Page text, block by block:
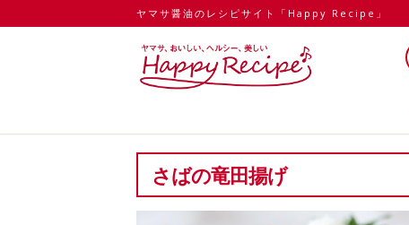
ヤマサ醤油のレシピサイト「Happy Recipe」
さばの竜田揚げ